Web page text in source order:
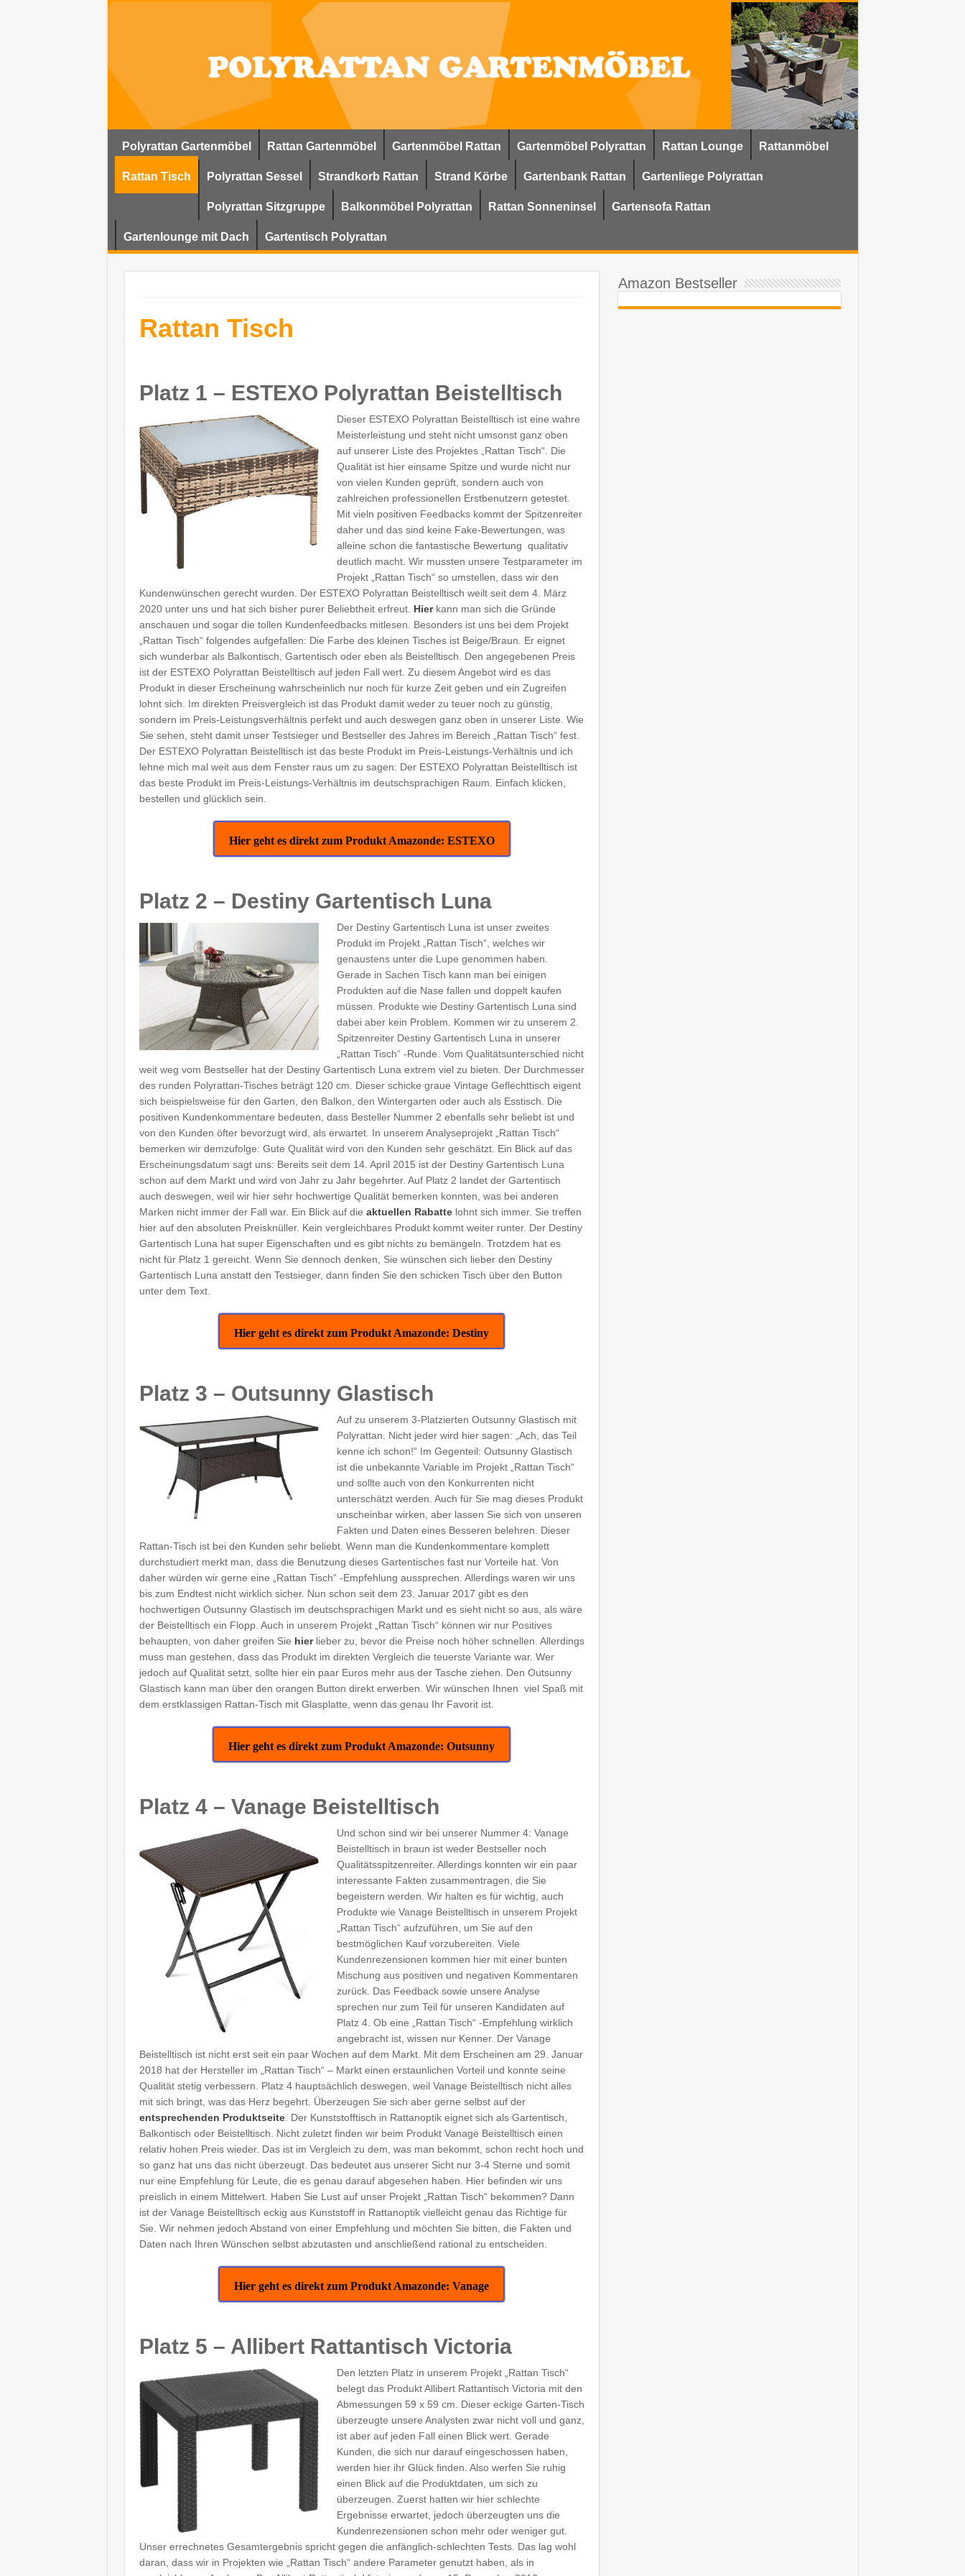
Polyrattan Gartenmöbel Rattan Gartenmöbel Gartenmöbel Rattan Gartenmöbel Polyrattan Rattan Lounge Rattanmöbel
Rattan Tisch Polyrattan Sessel Strandkorb Rattan Strand Körbe Gartenbank Rattan Gartenliege Polyrattan
Polyrattan Sitzgruppe Balkonmöbel Polyrattan Rattan Sonneninsel Gartensofa Rattan
Gartenlounge mit Dach Gartentisch Polyrattan
Rattan Tisch
Platz 1 – ESTEXO Polyrattan Beistelltisch
Dieser ESTEXO Polyrattan Beistelltisch ist eine wahre
Meisterleistung und steht nicht umsonst ganz oben
auf unserer Liste des Projektes „Rattan Tisch“. Die
Qualität ist hier einsame Spitze und wurde nicht nur
von vielen Kunden geprüft, sondern auch von
zahlreichen professionellen Erstbenutzern getestet.
Mit vieln positiven Feedbacks kommt der Spitzenreiter
daher und das sind keine Fake-Bewertungen, was
alleine schon die fantastische Bewertung qualitativ
deutlich macht. Wir mussten unsere Testparameter im
Projekt „Rattan Tisch“ so umstellen, dass wir den
Kundenwünschen gerecht wurden. Der ESTEXO Polyrattan Beistelltisch weilt seit dem 4. März
2020 unter uns und hat sich bisher purer Beliebtheit erfreut. Hierkann man sich die Gründe
anschauen und sogar die tollen Kundenfeedbacks mitlesen. Besonders ist uns bei dem Projekt
„Rattan Tisch“ folgendes aufgefallen: Die Farbe des kleinen Tisches ist Beige/Braun
Er eignet
sich wunderbar als Balkontisch, Gartentisch oder eben als Beistelltisch. Den angegebenen Preis
ist der ESTEXO Polyrattan Beistelltisch auf jeden Fall wert. Zu diesem Angebot wird es das
Produkt in dieser Erscheinung wahrscheinlich nur noch für kurze Zeit geben und ein Zugreifen
lohnt sich. Im direkten Preisvergleich ist das Produkt damit weder zu teuer noch zu günstig,
sondern im Preis-Leistungsverhältnis perfekt und auch deswegen ganz oben in unserer Liste. Wie
Sie sehen, steht damit unser Testsieger und Bestseller des Jahres im Bereich „Rattan Tisch“ fest.
Der ESTEXO Polyrattan Beistelltisch ist das beste Produkt im Preis-Leistungs-Verhältnis und ich
lehne mich mal weit aus dem Fenster raus um zu sagen: Der ESTEXO Polyrattan Beistelltisch ist
das beste Produkt im Preis-Leistungs-Verhältnis im deutschsprachigen Raum. Einfach klicken,
bestellen und glücklich sein.
Hier geht es direkt zum Produkt Amazonde: ESTEXO
Platz 2 – Destiny Gartentisch Luna
Der Destiny Gartentisch Luna ist unser zweites
Produkt im Projekt „Rattan Tisch“, welches wir
genaustens unter die Lupe genommen haben.
Gerade in Sachen Tisch kann man bei einigen
Produkten auf die Nase fallen und doppelt kaufen
müssen. Produkte wie Destiny Gartentisch Luna sind
dabei aber kein Problem. Kommen wir zu unserem 2.
Spitzenreiter Destiny Gartentisch Luna in unserer
„Rattan Tisch“ -Runde. Vom Qualitätsunterschied nicht
weit weg vom Bestseller hat der Destiny Gartentisch Luna extrem viel zu bieten. Der Durchmesser
des runden Polyrattan-Tisches beträgt 120 cm. Dieser schicke graue Vintage Geflechttisch eigent
sich beispielsweise für den Garten, den Balkon, den Wintergarten oder auch als Esstisch. Die
positiven Kundenkommentare bedeuten, dass Besteller Nummer 2 ebenfalls sehr beliebt ist und
von den Kunden öfter bevorzugt wird, als erwartet. In unserem Analyseprojekt „Rattan Tisch“
bemerken wir demzufolge: Gute Qualität wird von den Kunden sehr geschätzt. Ein Blick auf das
Erscheinungsdatum sagt uns: Bereits seit dem 14. April 2015 ist der Destiny Gartentisch Luna
schon auf dem Markt und wird von Jahr zu Jahr begehrter. Auf Platz 2 landet der Gartentisch
auch deswegen, weil wir hier sehr hochwertige Qualität bemerken konnten, was bei anderen
Marken nicht immer der Fall war. Ein Blick auf die aktuellen Rabattelohnt sich immer. Sie treffen
hier auf den absoluten Preisknüller. Kein vergleichbares Produkt kommt weiter runter. Der Destiny
Gartentisch Luna hat super Eigenschaften und es gibt nichts zu bemängeln. Trotzdem hat es
nicht für Platz 1 gereicht. Wenn Sie dennoch denken, Sie wünschen sich lieber den Destiny
Gartentisch Luna anstatt den Testsieger, dann finden Sie den schicken Tisch über den Button
unter dem Text.
Hier geht es direkt zum Produkt Amazonde: Destiny
Platz 3 – Outsunny Glastisch
Auf zu unserem 3-Platzierten Outsunny Glastisch mit
Polyrattan. Nicht jeder wird hier sagen: „Ach, das Teil
kenne ich schon!“ Im Gegenteil: Outsunny Glastisch
ist die unbekannte Variable im Projekt „Rattan Tisch“
und sollte auch von den Konkurrenten nicht
unterschätzt werden. Auch für Sie mag dieses Produkt
unscheinbar wirken, aber lassen Sie sich von unseren
Fakten und Daten eines Besseren belehren. Dieser
Rattan-Tisch ist bei den Kunden sehr beliebt. Wenn man die Kundenkommentare komplett
durchstudiert merkt man, dass die Benutzung dieses Gartentisches fast nur Vorteile hat. Von
daher würden wir gerne eine „Rattan Tisch“ -Empfehlung aussprechen. Allerdings waren wir uns
bis zum Endtest nicht wirklich sicher. Nun schon seit dem 23. Januar 2017 gibt es den
hochwertigen Outsunny Glastisch im deutschsprachigen Markt und es sieht nicht so aus, als wäre
der Beistelltisch ein Flopp. Auch in unserem Projekt „Rattan Tisch“ können wir nur Positives
behaupten, von daher greifen Sie hierlieber zu, bevor die Preise noch höher schnellen. Allerdings
muss man gestehen, dass das Produkt im direkten Vergleich die teuerste Variante war. Wer
jedoch auf Qualität setzt, sollte hier ein paar Euros mehr aus der Tasche ziehen. Den Outsunny
Glastisch kann man über den orangen Button direkt erwerben. Wir wünschen Ihnen viel Spaß mit
dem erstklassigen Rattan-Tisch mit Glasplatte, wenn das genau Ihr Favorit ist.
Hier geht es direkt zum Produkt Amazonde: Outsunny
Platz 4 – Vanage Beistelltisch
Und schon sind wir bei unserer Nummer 4: Vanage
Beistelltisch in braun ist weder Bestseller noch
Qualitätsspitzenreiter. Allerdings konnten wir ein paar
interessante Fakten zusammentragen, die Sie
begeistern werden. Wir halten es für wichtig, auch
Produkte wie Vanage Beistelltisch in unserem Projekt
„Rattan Tisch“ aufzuführen, um Sie auf den
bestmöglichen Kauf vorzubereiten. Viele
Kundenrezensionen kommen hier mit einer bunten
Mischung aus positiven und negativen Kommentaren
zurück. Das Feedback sowie unsere Analyse
sprechen nur zum Teil für unseren Kandidaten auf
Platz 4. Ob eine „Rattan Tisch“ -Empfehlung wirklich
angebracht ist, wissen nur Kenner. Der Vanage
Beistelltisch ist nicht erst seit ein paar Wochen auf dem Markt. Mit dem Erscheinen am 29. Januar
2018 hat der Hersteller im „Rattan Tisch“ – Markt einen erstaunlichen Vorteil und konnte seine
Qualität stetig verbessern. Platz 4 hauptsächlich deswegen, weil Vanage Beistelltisch nicht alles
mit sich bringt, was das Herz begehrt. Überzeugen Sie sich aber gerne selbst auf der
entsprechenden Produktseite. Der Kunststofftisch in Rattanoptik eignet sich als Gartentisch,
Balkontisch oder Beistelltisch. Nicht zuletzt finden wir beim Produkt Vanage Beistelltisch einen
relativ hohen Preis wieder. Das ist im Vergleich zu dem, was man bekommt, schon recht hoch und
so ganz hat uns das nicht überzeugt. Das bedeutet aus unserer Sicht nur 3-4 Sterne und somit
nur eine Empfehlung für Leute, die es genau darauf abgesehen haben. Hier befinden wir uns
preislich in einem Mittelwert. Haben Sie Lust auf unser Projekt „Rattan Tisch“ bekommen? Dann
ist der Vanage Beistelltisch eckig aus Kunststoff in Rattanoptik vielleicht genau das Richtige für
Sie. Wir nehmen jedoch Abstand von einer Empfehlung und möchten Sie bitten, die Fakten und
Daten nach Ihren Wünschen selbst abzutasten und anschließend rational zu entscheiden.
Hier geht es direkt zum Produkt Amazonde: Vanage
Platz 5 – Allibert Rattantisch Victoria
Den letzten Platz in unserem Projekt „Rattan Tisch“
belegt das Produkt Allibert Rattantisch Victoria mit den
Abmessungen 59 x 59 cm. Dieser eckige Garten-Tisch
überzeugte unsere Analysten zwar nicht voll und ganz,
ist aber auf jeden Fall einen Blick wert. Gerade
Kunden, die sich nur darauf eingeschossen haben,
werden hier ihr Glück finden. Also werfen Sie ruhig
einen Blick auf die Produktdaten, um sich zu
überzeugen. Zuerst hatten wir hier schlechte
Ergebnisse erwartet, jedoch überzeugten uns die
Kundenrezensionen schon mehr oder weniger gut.
Unser errechnetes Gesamtergebnis spricht gegen die anfänglich-schlechten Tests. Das lag wohl
daran, dass wir in Projekten wie „Rattan Tisch“ andere Parameter genutzt haben, als in
Amazon Bestseller